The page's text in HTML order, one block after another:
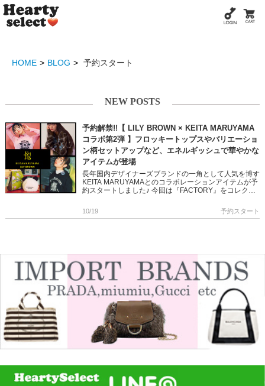
HOME BLOG 予約スタート
NEW POSTS
予約解禁!!【 LILY BROWN × KEITA MARUYAMA
コラボ第2弾 】フロッキートップスやバリエーショ
ン柄セットアップなど、エネルギッシュで華やかな
アイテムが登場
長年国内デザイナーズブランドの一角として人気を博す
KEITA MARUYAMAとのコラボレーションアイテムが予
約スタートしました♪ 今回は『FACTORY』をコレクシ
[…]
10/19 予約スタート